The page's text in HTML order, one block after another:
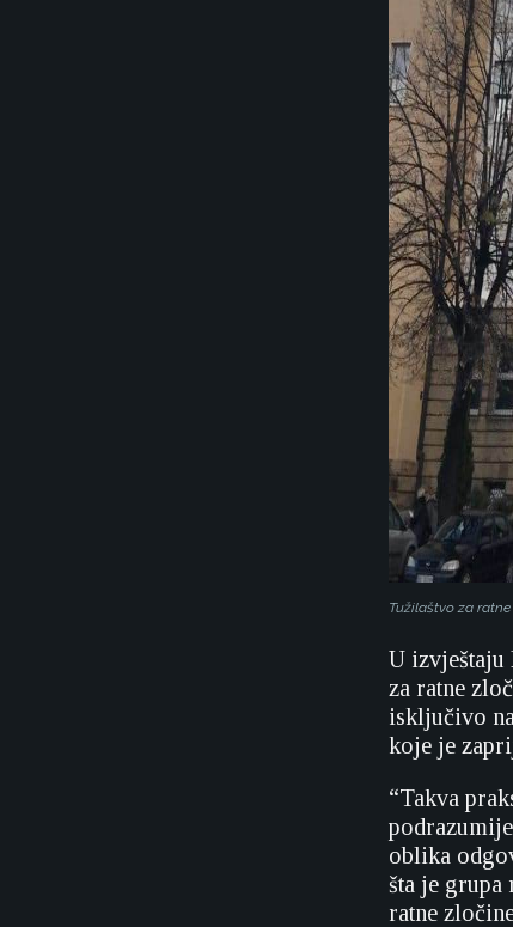
Tužilaštvo za
U izvještaju
za ratne
isključivo
koje je
“Takva
oblika
šta je
ratne